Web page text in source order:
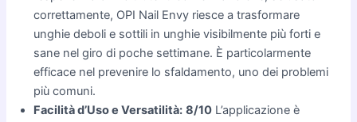
correttamente, OPI Nail Envy riesce a trasformare
unghie deboli e sottili in unghie visibilmente più forti e
sane nel giro di poche settimane. È particolarmente
efficace nel prevenire lo sfaldamento, uno dei problemi
più comuni.
Facilità d’Uso e Versatilità: 8/10 L’applicazione è